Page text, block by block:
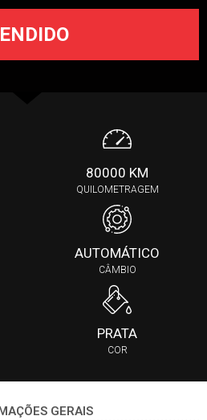
80000 KM
QUILOMETRAGEM
AUTOMÁTICO
CÂMBIO
PRATA
COR
GERAIS